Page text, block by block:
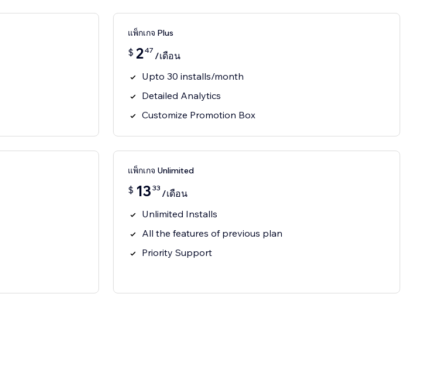
แพ็กเกจ Plus
$ 247 /เดือน
Upto 30 installs/month
Detailed Analytics
Customize Promotion Box
แพ็กเกจ Unlimited
$ 13 33 /เดือน
Unlimited Installs
All the features of previous plan
Priority Support